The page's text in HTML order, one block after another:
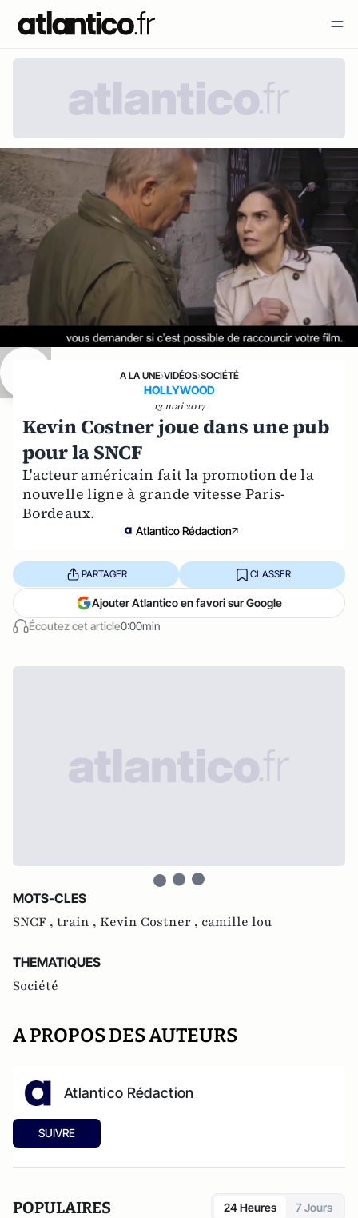
A LA UNE›VIDÉOS›SOCIÉTÉ
HOLLYWOOD
13 mai 2017
Kevin Costner joue dans une pub
pour la SNCF
L'acteur américain fait la promotion de la
nouvelle ligne à grande vitesse Paris-
Bordeaux.
Atlantico Rédaction
Écoutez cet article0:00min
PARTAGER CLASSER
Ajouter Atlantico en favori sur Google
MOTS-CLES
SNCF , train , Kevin Costner , camille lou
THEMATIQUES
Société
A PROPOS DES AUTEURS
Atlantico Rédaction
SUIVRE
POPULAIRES 24 Heures 7 Jours